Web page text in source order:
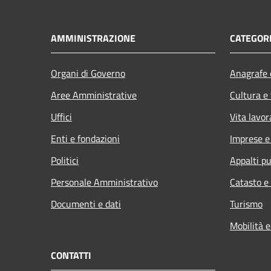
AMMINISTRAZIONE
Organi di Governo
Aree Amministrative
Uffici
Enti e fondazioni
Politici
Personale Amministrativo
Documenti e dati
Cultura
Vita
Imprese
Appalti
Catasto
Turismo
Mobilità
CONTATTI